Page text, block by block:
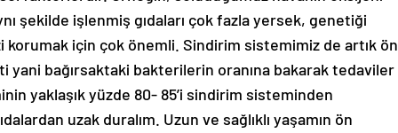
şekilde işlenmiş gıdaları çok fazla yersek, genetiği
korumak için çok önemli. Sindirim sistemimiz de artık ön
bağırsaktaki bakterilerin oranına bakarak tedaviler
yaklaşık yüzde 80- 85’i sindirim sisteminden
uzak duralım. Uzun ve sağlıklı yaşamın ön